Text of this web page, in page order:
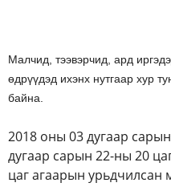
Малчид, тээвэрчид, ард
өдрүүдэд ихэнх нутгаар хур
байна.
2018 оны 03 дугаар
дугаар сарын 22-ны 20
цаг агаарын урьдчилсан